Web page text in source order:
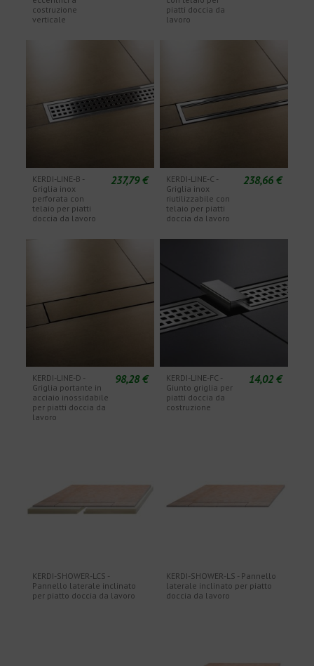
costruzione
verticale
piatti doccia da
lavoro
KERDI-LINE-B -
Griglia inox
perforata con
telaio per piatti
doccia da lavoro
237,79 €
KERDI-LINE-C -
Griglia inox
riutilizzabile con
telaio per piatti
doccia da lavoro
238,66 €
KERDI-LINE-D -
Griglia portante in
acciaio inossidabile
per piatti doccia da
lavoro
98,28 €
KERDI-LINE-FC -
Giunto griglia per
piatti doccia da
costruzione
14,02 €
KERDI-SHOWER-LCS -
Pannello laterale inclinato
per piatto doccia da lavoro
KERDI-SHOWER-LS - Pannello
laterale inclinato per piatto
doccia da lavoro